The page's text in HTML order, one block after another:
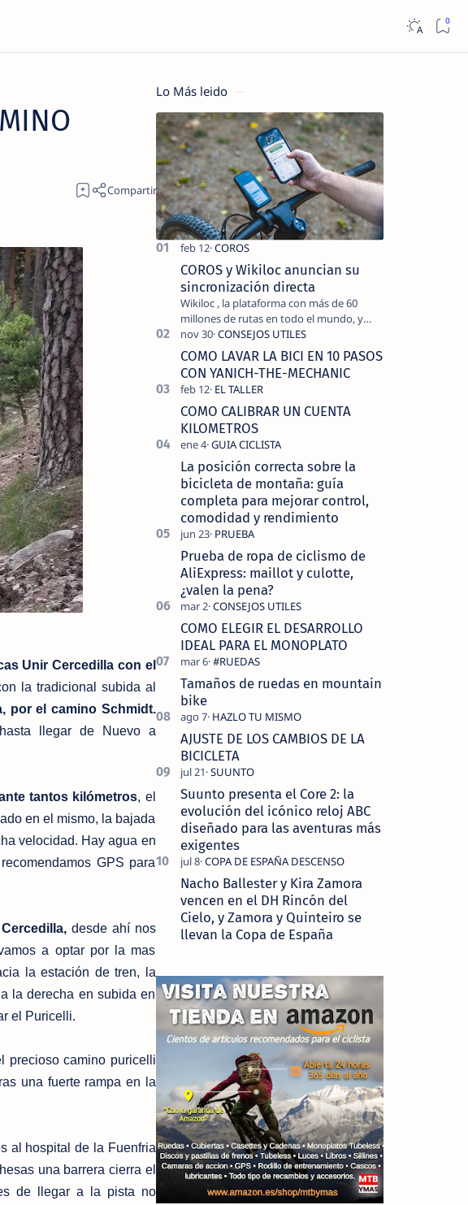
Unir Cercedilla con el
la tradicional subida al
por el camino Schmidt.
llegar de Nuevo a
tantos kilómetros, el
en el mismo, la bajada
velocidad. Hay agua en
GPS para
desde ahí nos
a optar por la mas
la estación de tren, la
la derecha en subida en
el Puricelli.
precioso camino puricelli
una fuerte rampa en la
al hospital de la Fuenfria
una barrera cierra el
de llegar a la pista no
Lo Más leido
COROS y Wikiloc anuncian su
sincronización directa
Wikiloc , la plataforma con más de 60
millones de rutas en todo el mundo, y
COROS , marca de dispositivos GPS
reconocida mundialmente por su
tecnolo…
COMO LAVAR LA BICI EN 10 PASOS
CON YANICH-THE-MECHANIC
COMO CALIBRAR UN CUENTA
KILOMETROS
La posición correcta sobre la
bicicleta de montaña: guía
completa para mejorar control,
comodidad y rendimiento
Prueba de ropa de ciclismo de
AliExpress: maillot y culotte,
¿valen la pena?
COMO ELEGIR EL DESARROLLO
IDEAL PARA EL MONOPLATO
Tamaños de ruedas en mountain
bike
AJUSTE DE LOS CAMBIOS DE LA
BICICLETA
Suunto presenta el Core 2: la
evolución del icónico reloj ABC
diseñado para las aventuras más
exigentes
Nacho Ballester y Kira Zamora
vencen en el DH Rincón del
Cielo, y Zamora y Quinteiro se
llevan la Copa de España